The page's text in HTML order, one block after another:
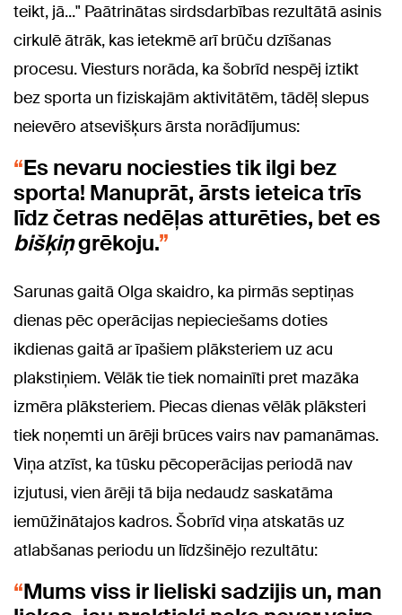
teikt, jā..." Paātrinātas sirdsdarbības rezultātā asinis
cirkulē ātrāk, kas ietekmē arī brūču dzīšanas
procesu. Viesturs norāda, ka šobrīd nespēj iztikt
bez sporta un fiziskajām aktivitātēm, tādēļ slepus
neievēro atsevišķurs ārsta norādījumus:
Es nevaru nociesties tik ilgi bez
sporta! Manuprāt, ārsts ieteica trīs
līdz četras nedēļas atturēties, bet es
bišķiņgrēkoju.
Sarunas gaitā Olga skaidro, ka pirmās septiņas
dienas pēc operācijas nepieciešams doties
ikdienas gaitā ar īpašiem plāksteriem uz acu
plakstiņiem. Vēlāk tie tiek nomainīti pret mazāka
izmēra plāksteriem. Piecas dienas vēlāk plāksteri
tiek noņemti un ārēji brūces vairs nav pamanāmas.
Viņa atzīst, ka tūsku pēcoperācijas periodā nav
izjutusi, vien ārēji tā bija nedaudz saskatāma
iemūžinātajos kadros. Šobrīd viņa atskatās uz
atlabšanas periodu un līdzšinējo rezultātu:
Mums viss ir lieliski sadzijis un, man